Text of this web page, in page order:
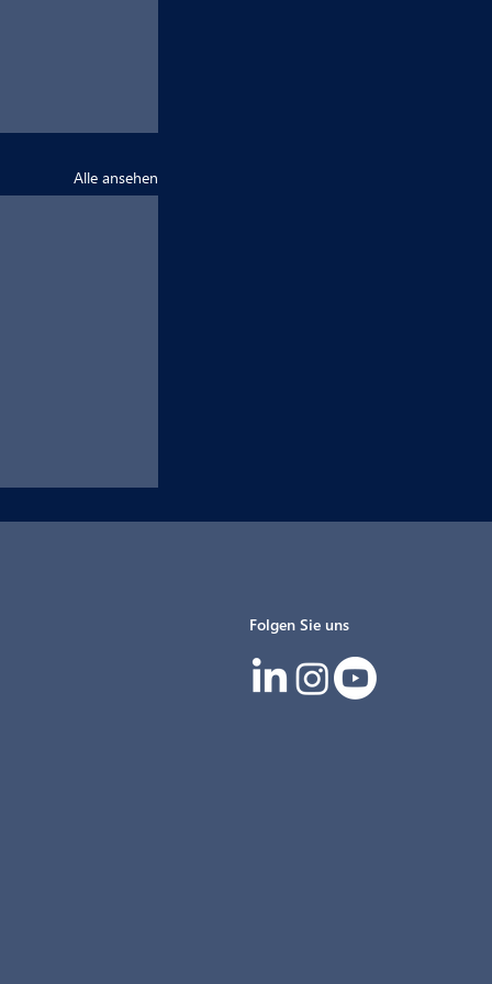
Alle ansehen
Folgen Sie uns